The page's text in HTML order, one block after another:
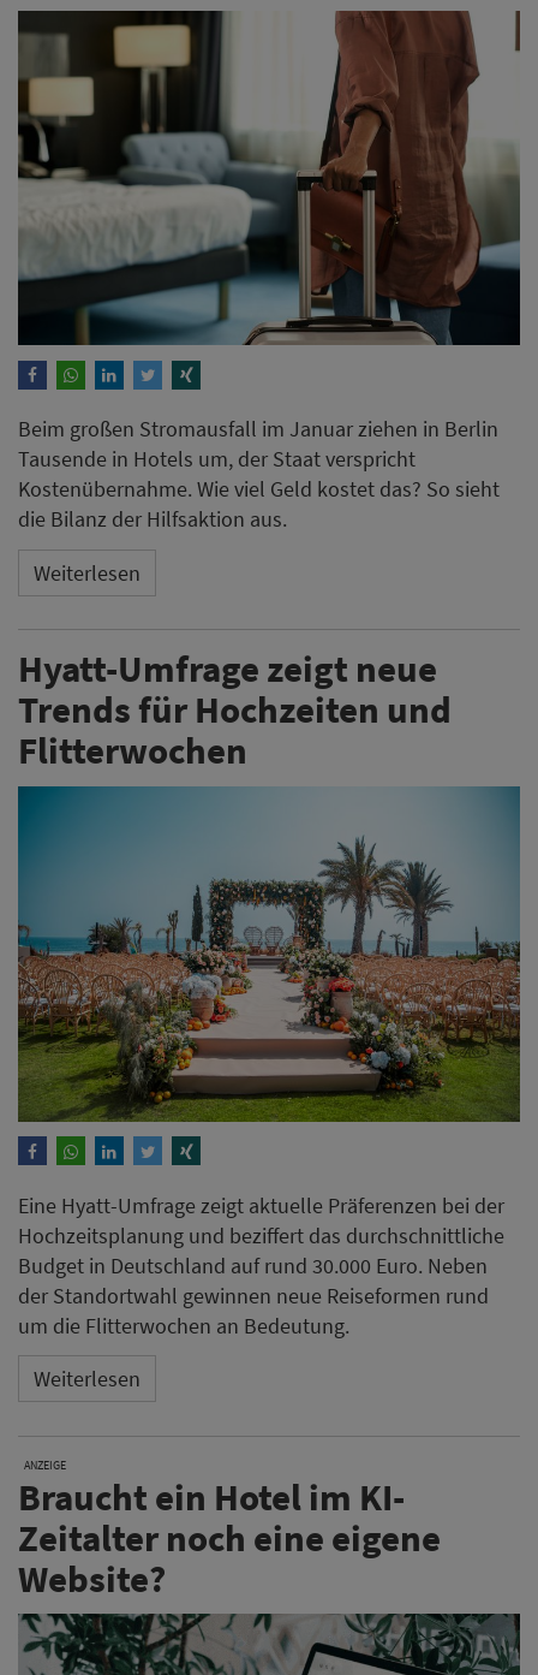
Beim großen Stromausfall im Januar ziehen in Berlin
Tausende in Hotels um, der Staat verspricht
Kostenübernahme. Wie viel Geld kostet das? So sieht
die Bilanz der Hilfsaktion aus.
Weiterlesen
Hyatt-Umfrage zeigt neue
Trends für Hochzeiten und
Flitterwochen
Eine Hyatt-Umfrage zeigt aktuelle Präferenzen bei der
Hochzeitsplanung und beziffert das durchschnittliche
Budget in Deutschland auf rund 30.000 Euro. Neben
der Standortwahl gewinnen neue Reiseformen rund
um die Flitterwochen an Bedeutung.
Weiterlesen
ANZEIGE
Braucht ein Hotel im KI-
Zeitalter noch eine eigene
Website?